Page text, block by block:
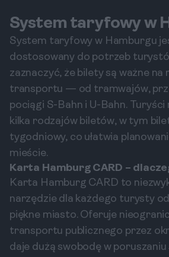
System taryfowy w
System taryfowy w Hamburgu
dostosowany do potrzeb
zaznaczyć, że bilety są ważne na
transportu — od tramwajów,
pociągi S-Bahn i U-Bahn.
kilka rodzajów biletów, w tym
tygodniowy, co ułatwia
mieście.
Karta Hamburg CARD –
Karta Hamburg CARD to
narzędzie dla każdego turysty
piękne miasto. Oferuje
transportu publicznego przez
daje dużą swobodę w